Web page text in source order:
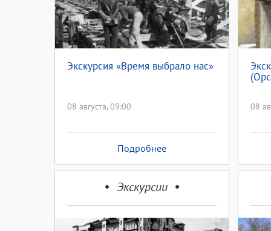
Экскурсия «Время выбрало нас»
08 августа, 09:00
Подробнее
08
Экскурсии